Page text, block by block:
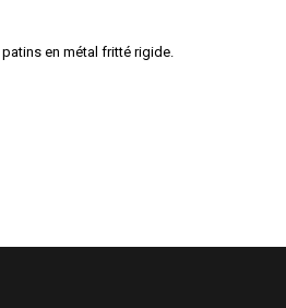
en métal fritté rigide.